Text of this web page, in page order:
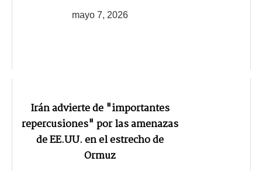
mayo 7, 2026
Irán advierte de "importantes
repercusiones" por las amenazas
de EE.UU. en el estrecho de
Ormuz